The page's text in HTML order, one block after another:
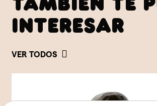
TAMBIÉN TE
INTERESAR
VER TODOS